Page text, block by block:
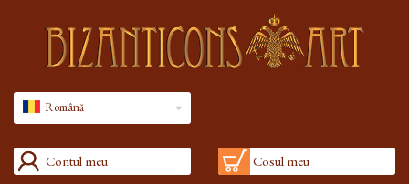
Română
Contul meu Cosul meu